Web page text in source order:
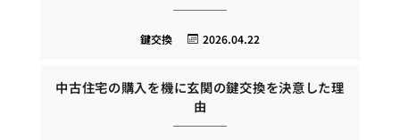
2026.04.22
鍵交換
中古住宅の購入を機に玄関の鍵交換を決意した理
由